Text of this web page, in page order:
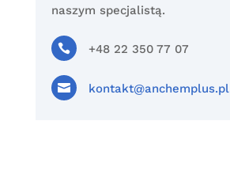
naszym specjalistą.
 +48 22 350 77 07
 kontakt@anchemplus.pl